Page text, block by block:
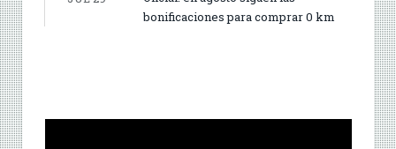
bonificaciones para comprar 0 km